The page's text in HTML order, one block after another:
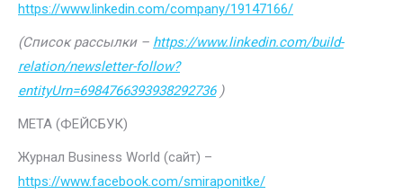
https://www.linkedin.com/company/19147166/
(Список рассылки – https://www.linkedin.com/build-
relation/newsletter-follow?
entityUrn=6984766393938292736)
МЕТА (ФЕЙСБУК)
Журнал Business World (сайт) –
https://www.facebook.com/smiraponitke/